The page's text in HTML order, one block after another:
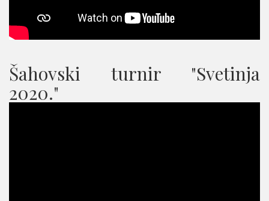
Šahovski turnir "Svetinja
2020."